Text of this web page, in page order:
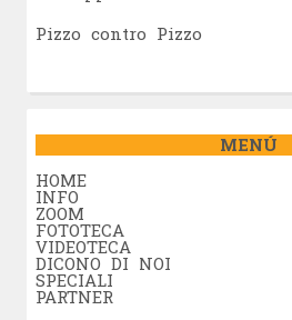
Pizzo contro Pizzo
MENÚ
HOME
INFO
ZOOM
FOTOTECA
VIDEOTECA
DICONO DI NOI
SPECIALI
PARTNER